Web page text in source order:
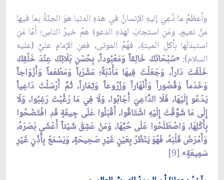
وأعظمُ ما دُعِيَ إليهِ الإنسانُ في هذهِ الدنيا هوَ الجنّةُ بما فيها
منْ نعيمٍ، ومَنِ استجابَ لهذهِ الدعوةِ همْ خيرُ الناسِ؛ أمّا مَنِ
استبدلَها بأكلِ الميتةِ، فهُمُ الموتى، فعنِ الإمامِ عليٍّ (عليه
السلام): «سُبْحَانَكَ خَالِقاً وَمَعْبُوداً، بِحُسْنِ بَلَائِكَ‏ عِنْدَ خَلْقِكَ
خَلَقْتَ دَاراً، وَجَعَلْتَ فِيهَا مَأْدُبَةً؛ مَشْرَباً وَمَطْعَماً وَأَزْوَاجاً
وَخَدَماً وَقُصُوراً وَأَنْهَاراً وَزُرُوعاً وَثِمَاراً، ثُمَّ أَرْسَلْتَ دَاعِياً
يَدْعُو إِلَيْهَا، فَلَا الدَّاعِيَ أَجَابُوا، وَلَا فِي مَا رَغَّبْتَ رَغِبُوا، وَلَا
إِلَى مَا شَوَّقْتَ إِلَيْهِ اشْتَاقُوا، أَقْبَلُوا عَلَى جِيفَةٍ قَدِ افْتَضَحُوا
بِأَكْلِهَا، وَاصْطَلَحُوا عَلَى‏ حُبِّهَا، وَمَنْ عَشِقَ شَيْئاً أَعْشَى‏ بَصَرَهُ،
وَأَمْرَضَ قَلْبَهُ، فَهُوَ يَنْظُرُ بِعَيْنٍ غَيْرِ صَحِيحَةٍ، وَيَسْمَعُ بِأُذُنٍ غَيْرِ
سَمِيعَةٍ».[9]